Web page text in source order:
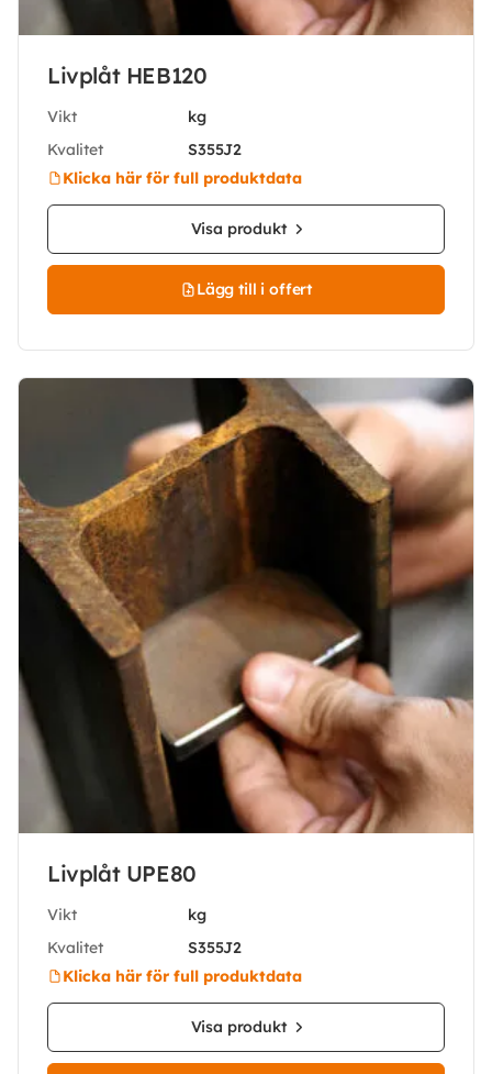
Livplåt HEB120
Vikt
kg
Kvalitet
S355J2
Klicka här för full produktdata
Visa produkt
Lägg till i offert
Livplåt UPE80
Vikt
kg
Kvalitet
S355J2
Klicka här för full produktdata
Visa produkt